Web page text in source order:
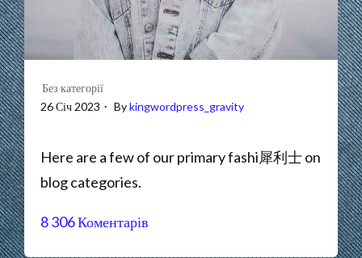
Без категорії
26 Січ 2023
Bykingwordpress_gravity
Here are a few of our primary fashi 犀利士 on
blog categories.
8 306 Коментарів